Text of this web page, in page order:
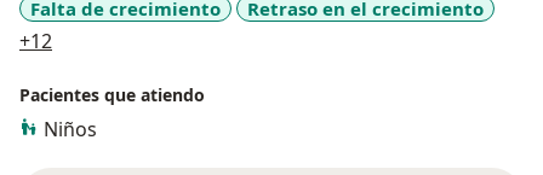
Falta de crecimiento
Retraso en el crecimiento
+12a11y_sr_more_diseases
Pacientes que atiendo
Niños